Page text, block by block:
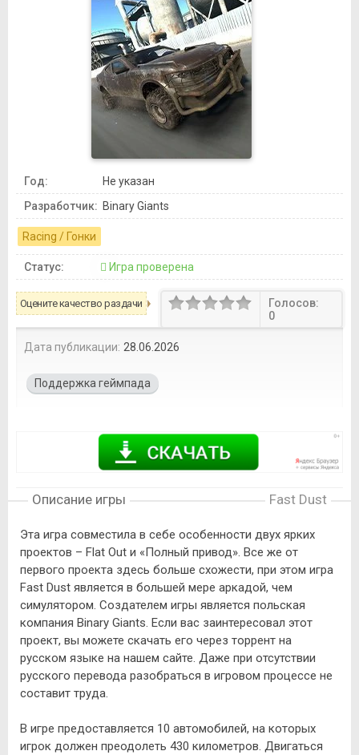
Год:
Не указан
Разработчик: Binary Giants
Racing / Гонки
Статус: Игра проверена
Оцените качество раздачи
Голосов:
0
Дата публикации: 28.06.2026
Поддержка геймпада
Описание игры Fast Dust
Эта игра совместила в себе особенности двух ярких
проектов – Flat Out и «Полный привод». Все же от
первого проекта здесь больше схожести, при этом игра
Fast Dust является в большей мере аркадой, чем
симулятором. Создателем игры является польская
компания Binary Giants. Если вас заинтересовал этот
проект, вы можете скачать его через торрент на
русском языке на нашем сайте. Даже при отсутствии
русского перевода разобраться в игровом процессе не
составит труда.
В игре предоставляется 10 автомобилей, на которых
игрок должен преодолеть 430 километров. Двигаться